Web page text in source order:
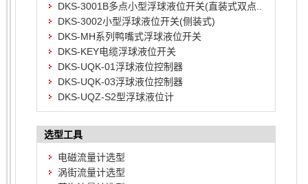
DKS-3001B多点小型浮球液位开关(直装式双点..
DKS-3002小型浮球液位开关(侧装式)
DKS-MH系列鸭嘴式浮球液位开关
DKS-KEY电缆浮球液位开关
DKS-UQK-01浮球液位控制器
DKS-UQK-03浮球液位控制器
DKS-UQZ-S2型浮球液位计
选型工具
电磁流量计选型
涡街流量计选型